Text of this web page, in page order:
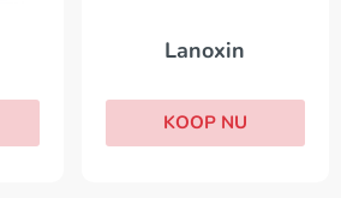
Lanoxin
KOOP NU